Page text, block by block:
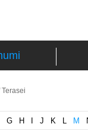
G H J K L M